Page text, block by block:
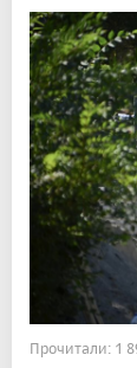
Прочитали: 1